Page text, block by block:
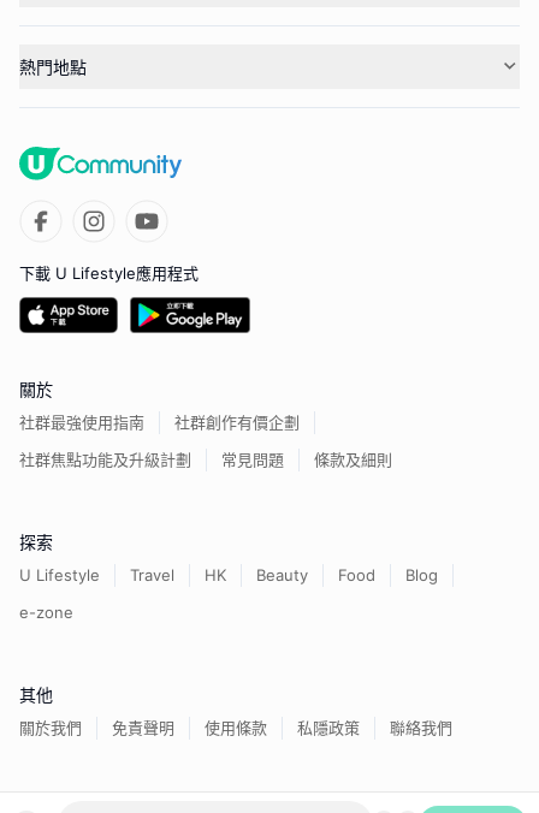
熱門地點
下載 U Lifestyle應用程式
關於
社群最強使用指南
社群創作有價企劃
社群焦點功能及升級計劃
常見問題 條款及細則
探索
U Lifestyle Travel HK Beauty Food
Blog
e-zone
其他
關於我們 免責聲明 使用條款 私隱政策 聯絡我們